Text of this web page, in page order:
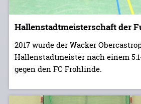
Hallenstadtmeisterschaft der
2017 wurde der Wacker
Hallenstadtmeister nach einem
gegen den FC Frohlinde.